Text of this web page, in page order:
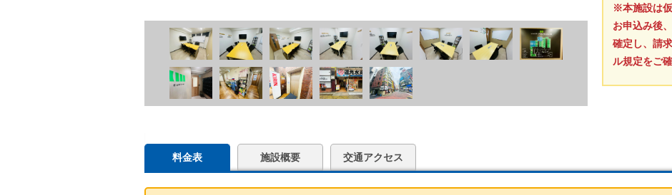
※本施設は
お申込み後
確定し、請
ル規定をご
料金表 施設概要 交通アクセス